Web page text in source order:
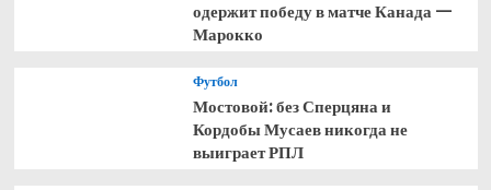
одержит победу в матче Канада —
Марокко
Футбол
Мостовой: без Сперцяна и
Кордобы Мусаев никогда не
выиграет РПЛ